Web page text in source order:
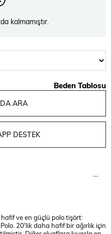
kalmamıştır.
Beden Tablosu
ARA
DESTEK
ve en güçlü polo tişört:
20'lik daha hafif bir ağırlık için